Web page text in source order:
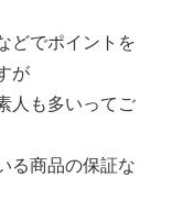
どでポイントを
が
人も多いってご
る商品の保証な